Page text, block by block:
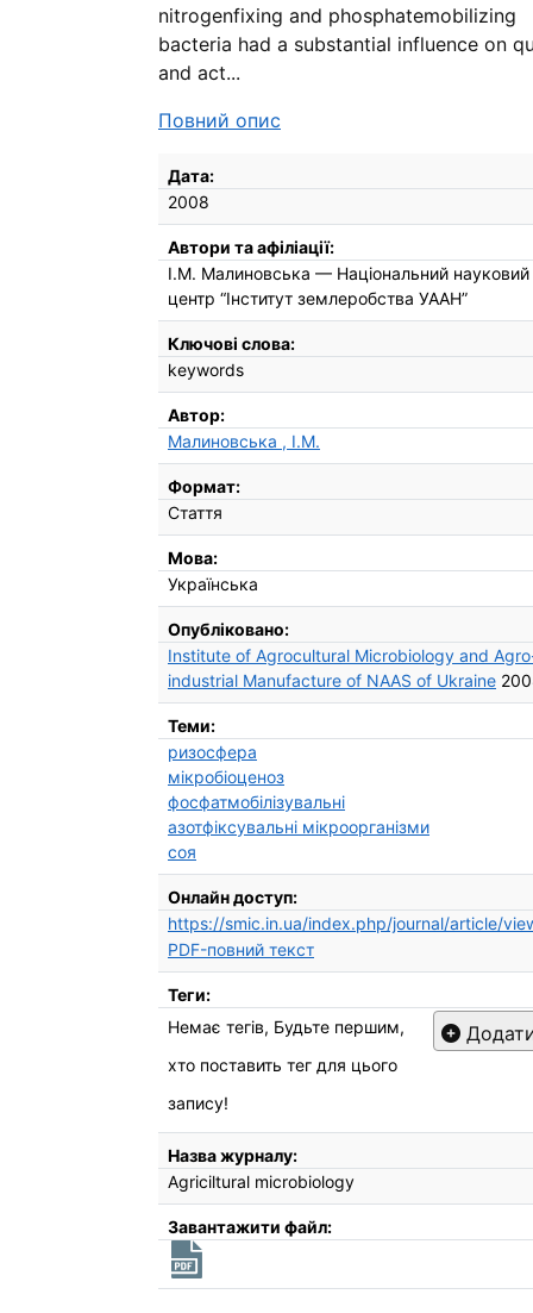
nitrogenfixing and phosphatemobilizing
bacteria had a substantial influence on
and act...
Повний опис
Бібліографічні деталі
Дата:
2008
Автори та афіліації:
І.М. Малиновська — Національний науковий
центр “Інститут землеробства УААН”
Ключові слова:
keywords
Автор:
Малиновська , І.М.
Формат:
Стаття
Мова:
Українська
Опубліковано:
Institute of Agrocultural Microbiology and
industrial Manufacture of NAAS of Ukraine
Теми:
ризосфера
мікробіоценоз
фосфатмобілізувальні
азотфіксувальні мікроорганізми
соя
Онлайн доступ:
https://smic.in.ua/index.php/journal/article/
PDF-повний текст
Теги:
Немає тегів, Будьте першим,
хто поставить тег для цього
запису!
Назва журналу:
Agriciltural microbiology
Завантажити файл: